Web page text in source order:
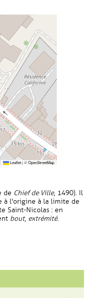
Leaflet|©OpenStreetMap
de Chief de Ville, 1490). Il
à l'origine à la limite de
Saint-Nicolas : en
bout, extrémité.